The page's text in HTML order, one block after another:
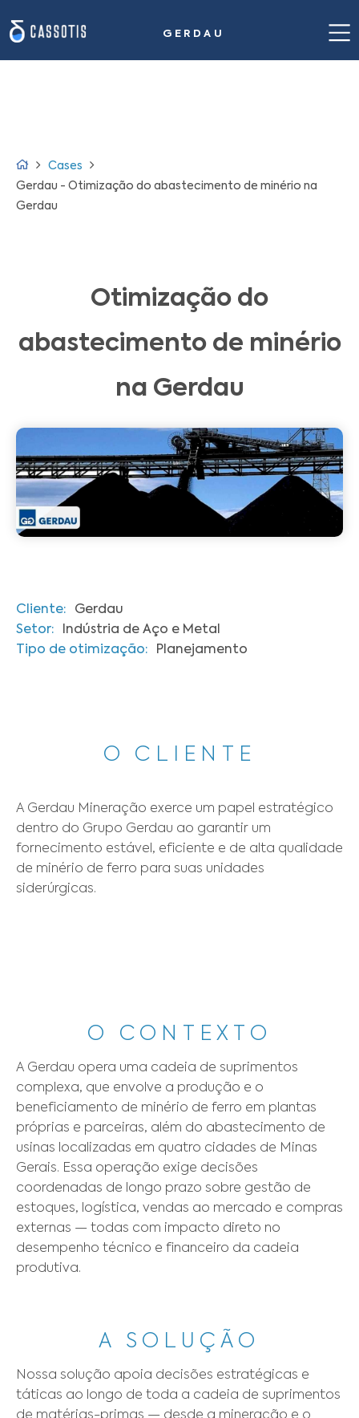
GERDAU
Home
Solução para siderurgia
Fale conosco
Cases
Gerdau - Otimização do abastecimento de minério na
Gerdau
Otimização do
abastecimento de minério
na Gerdau
Cliente:
Gerdau
Setor:
Indústria de Aço e Metal
Tipo de otimização:
Planejamento
O CLIENTE
A Gerdau Mineração exerce um papel estratégico
dentro do Grupo Gerdau ao garantir um
fornecimento estável, eficiente e de alta qualidade
de minério de ferro para suas unidades
siderúrgicas.
O CONTEXTO
A Gerdau opera uma cadeia de suprimentos
complexa, que envolve a produção e o
beneficiamento de minério de ferro em plantas
próprias e parceiras, além do abastecimento de
usinas localizadas em quatro cidades de Minas
Gerais. Essa operação exige decisões
coordenadas de longo prazo sobre gestão de
estoques, logística, vendas ao mercado e compras
externas — todas com impacto direto no
desempenho técnico e financeiro da cadeia
A SOLUÇÃO
Nossa solução apoia decisões estratégicas e
táticas ao longo de toda a cadeia de suprimentos